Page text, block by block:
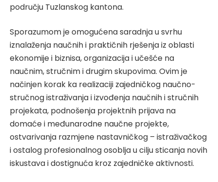
području Tuzlanskog kantona.
Sporazumom je omogućena saradnja u svrhu
iznalaženja naučnih i praktičnih rješenja iz oblasti
ekonomije i biznisa, organizacija i učešće na
naučnim, stručnim i drugim skupovima. Ovim je
načinjen korak ka realizaciji zajedničkog naučno-
stručnog istraživanja i izvođenja naučnih i stručnih
projekata, podnošenja projektnih prijava na
domaće i međunarodne naučne projekte,
ostvarivanja razmjene nastavničkog – istraživačkog
i ostalog profesionalnog osoblja u cilju sticanja novih
iskustava i dostignuća kroz zajedničke aktivnosti.